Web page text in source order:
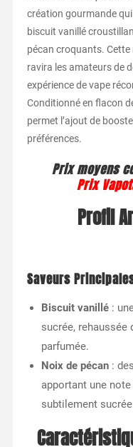
création gourmande
biscuit vanillé
pécan croquants.
ravira les amateurs de
expérience de vape
Conditionné en flacon
permet l’ajout de
préférences.
Prix moyens
Prix
Profil
Saveurs
Biscuit vanillé:
sucrée, rehaussée
parfumée.
Noix de pécan:
apportant une
subtilement